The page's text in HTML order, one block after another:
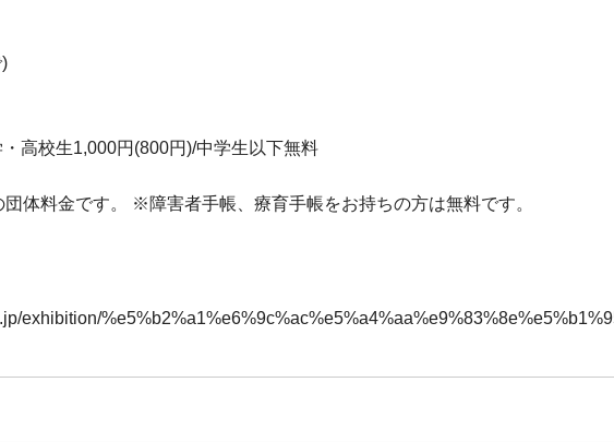
高校生1,000円(800円)/中学生以下無料
体料金です。 ※障害者手帳、療育手帳をお持ちの方は無料です。
exhibition/